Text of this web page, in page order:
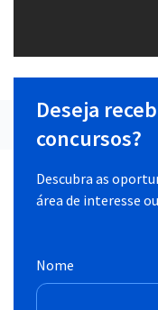
Deseja
concursos?
Descubra as
área de interesse
Nome